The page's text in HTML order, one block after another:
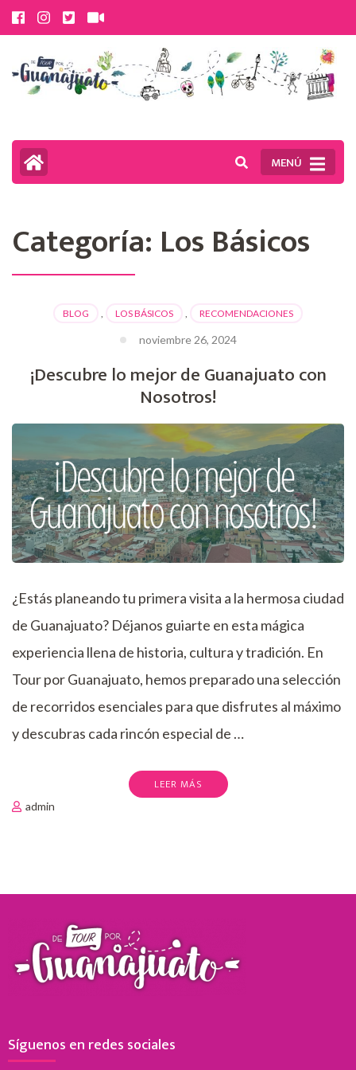
Saltar
al
contenido
(presiona
tecla
Intro)
MENÚ
Categoría: Los Básicos
BLOG , LOS BÁSICOS , RECOMENDACIONES
noviembre 26, 2024
¡Descubre lo mejor de Guanajuato con
Nosotros!
¿Estás planeando tu primera visita a la hermosa ciudad
de Guanajuato? Déjanos guiarte en esta mágica
experiencia llena de historia, cultura y tradición. En
Tour por Guanajuato, hemos preparado una selección
de recorridos esenciales para que disfrutes al máximo
y descubras cada rincón especial de …
LEER MÁS
admin
Síguenos en redes sociales